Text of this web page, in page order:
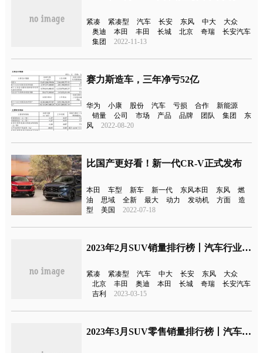
紧凑 紧凑型 汽车 长安 东风 中大
大众
奥迪
本田 丰田 长城 北京 奇瑞
长安汽车
集团
2022-11-13
赛力斯造车，三年净亏52亿
华为 小康 股份 汽车 亏损 合作
新能源
销量
公司 市场 产品 品牌 团队 集团
东
风
2022-08-20
比国产更好看！新一代CR-V正式发布
本田 车型 新车 新一代 东风本田 东风
燃
油
思域 全新 最大 动力 发动机 方面
造
型
美国 2022-07-18
2023年2月SUV销量排行榜丨汽车行业关注
紧凑 紧凑型 汽车 中大 长安 东风
大众
北京
丰田 奥迪 本田 长城 奇瑞
长安汽车
吉利
2023-03-15
2023年3月SUV零售销量排行榜丨汽车行业关注